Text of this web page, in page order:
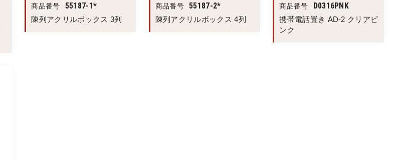
商品番号 55187-1*
陳列アクリルボックス 3列
商品番号 55187-2*
陳列アクリルボックス 4列
商品番号 D0316PNK
携帯電話置き AD-2 クリアピ
ンク